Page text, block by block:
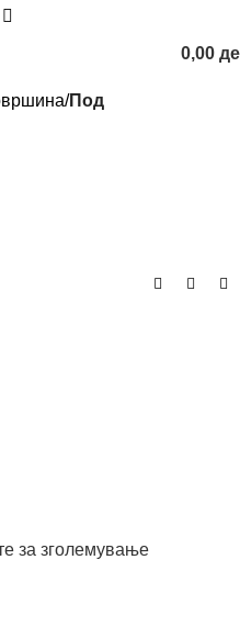
0,00
Под
за зголемување